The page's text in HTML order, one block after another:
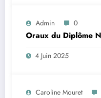
Admin 0
Oraux du Diplôme
4 Juin 2025
Caroline Mouret